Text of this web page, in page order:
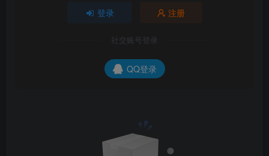
登录 注册
社交账号登录
QQ登录